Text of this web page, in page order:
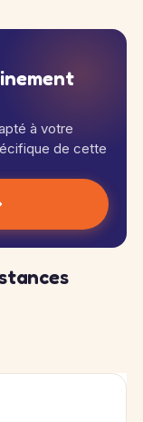
à votre
de cette